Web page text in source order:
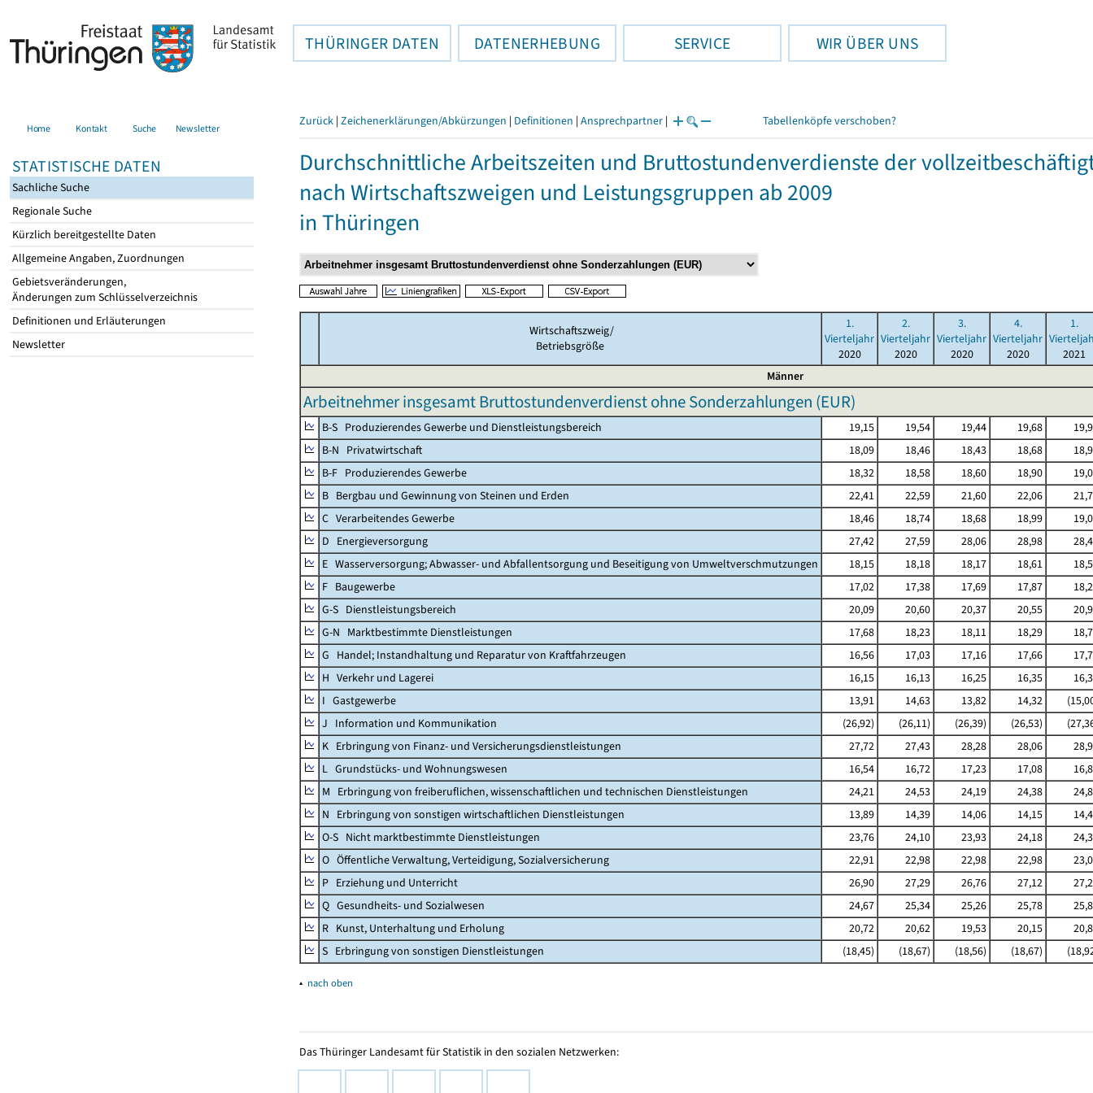
THÜRINGER DATEN DATENERHEBUNG SERVICE WIR ÜBER UNS
Home Kontakt Suche Newsletter
STATISTISCHE DATEN
Sachliche Suche
Regionale Suche
Kürzlich bereitgestellte Daten
Allgemeine Angaben, Zuordnungen
Gebietsveränderungen,
Änderungen zum Schlüsselverzeichnis
Definitionen und Erläuterungen
Newsletter
Zurück | Zeichenerklärungen/Abkürzungen | Definitionen | Ansprechpartner | Tabellenköpfe verschoben?
Durchschnittliche Arbeitszeiten und Bruttostundenverdienste der
nach Wirtschaftszweigen und Leistungsgruppen ab 2009
in Thüringen
Wirtschaftszweig/
Betriebsgröße
1.
Vierteljahr
2020
2.
Vierteljahr
2020
3.
Vierteljahr
2020
4.
Vierteljahr
2020
1.
2021
Männer
Arbeitnehmer insgesamt Bruttostundenverdienst ohne Sonderzahlungen (EUR)
B-S Produzierendes Gewerbe und Dienstleistungsbereich 19,15 19,54 19,44 19,68
B-N Privatwirtschaft
18,09 18,46 18,43 18,68
B-F Produzierendes Gewerbe
18,32 18,58 18,60 18,90
B Bergbau und Gewinnung von Steinen und Erden
22,41 22,59 21,60 22,06
C Verarbeitendes Gewerbe
18,46 18,74 18,68 18,99
D Energieversorgung
27,42 27,59 28,06 28,98
E Wasserversorgung; Abwasser- und Abfallentsorgung und Beseitigung von Umweltverschmutzungen
18,15 18,18 18,17 18,61
F Baugewerbe
17,02 17,38 17,69 17,87
G-S Dienstleistungsbereich
20,09 20,60 20,37 20,55
G-N Marktbestimmte Dienstleistungen
17,68 18,23 18,11 18,29
G Handel; Instandhaltung und Reparatur von Kraftfahrzeugen
16,56 17,03 17,16 17,66
H Verkehr und Lagerei
16,15 16,13 16,25 16,35
I Gastgewerbe
13,91 14,63 13,82 14,32
J Information und Kommunikation
(26,92) (26,11) (26,39) (26,53)
K Erbringung von Finanz- und Versicherungsdienstleistungen
27,72 27,43 28,28 28,06
L Grundstücks- und Wohnungswesen
16,54 16,72 17,23 17,08
M Erbringung von freiberuflichen, wissenschaftlichen und technischen Dienstleistungen
24,21 24,53 24,19 24,38
N Erbringung von sonstigen wirtschaftlichen Dienstleistungen
13,89 14,39 14,06 14,15
O-S Nicht marktbestimmte Dienstleistungen
23,76 24,10 23,93 24,18
O Öffentliche Verwaltung, Verteidigung, Sozialversicherung
22,91 22,98 22,98 22,98
P Erziehung und Unterricht
26,90 27,29 26,76 27,12
Q Gesundheits- und Sozialwesen
24,67 25,34 25,26 25,78
R Kunst, Unterhaltung und Erholung
20,72 20,62 19,53 20,15
S Erbringung von sonstigen Dienstleistungen
(18,45) (18,67) (18,56) (18,67)
▴ nach oben
Das Thüringer Landesamt für Statistik in den sozialen Netzwerken: